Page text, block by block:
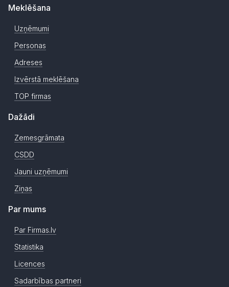
Meklēšana
Uzņēmumi
Personas
Adreses
Izvērstā meklēšana
TOP firmas
Dažādi
Zemesgrāmata
CSDD
Jauni uzņēmumi
Ziņas
Par mums
Par Firmas.lv
Statistika
Licences
Sadarbības partneri